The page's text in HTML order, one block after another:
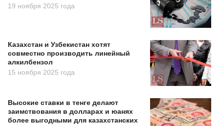
19 ноября 2025 года
Казахстан и Узбекистан хотят
совместно производить линейный
алкилбензол
15 ноября 2025 года
Высокие ставки в тенге делают
заимствования в долларах и юанях
более выгодными для казахстанских